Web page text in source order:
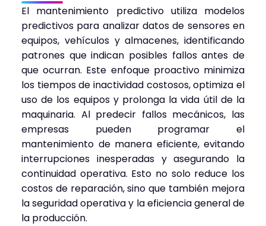
El mantenimiento predictivo utiliza modelos
predictivos para analizar datos de sensores en
equipos, vehículos y almacenes, identificando
patrones que indican posibles fallos antes de
que ocurran. Este enfoque proactivo minimiza
los tiempos de inactividad costosos, optimiza el
uso de los equipos y prolonga la vida útil de la
maquinaria. Al predecir fallos mecánicos, las
empresas pueden programar el
mantenimiento de manera eficiente, evitando
interrupciones inesperadas y asegurando la
continuidad operativa. Esto no solo reduce los
costos de reparación, sino que también mejora
la seguridad operativa y la eficiencia general de
la producción.